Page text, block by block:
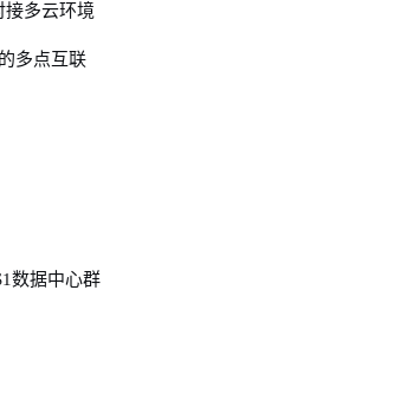
接多云环境
多点互联
数据中心群